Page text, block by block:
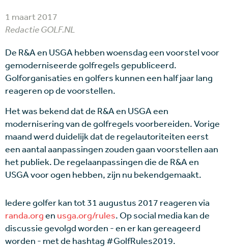
1 maart 2017
Redactie GOLF.NL
De R&A en USGA hebben woensdag een voorstel voor
gemoderniseerde golfregels gepubliceerd.
Golforganisaties en golfers kunnen een half jaar lang
reageren op de voorstellen.
Het was bekend dat de R&A en USGA een
modernisering van de golfregels voorbereiden. Vorige
maand werd duidelijk dat de regelautoriteiten eerst
een aantal aanpassingen zouden gaan voorstellen aan
het publiek. De regelaanpassingen die de R&A en
USGA voor ogen hebben, zijn nu bekendgemaakt.
Iedere golfer kan tot 31 augustus 2017 reageren via
randa.orgen usga.org/rules. Op social media kan de
discussie gevolgd worden - en er kan gereageerd
worden - met de hashtag #GolfRules2019.